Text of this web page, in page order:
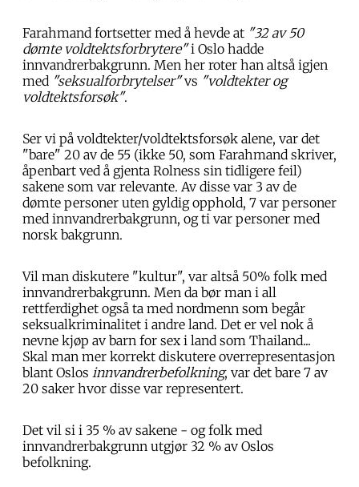
Farahmand fortsetter med å hevde at "32 av 50
dømte voldtektsforbrytere"i Oslo hadde
innvandrerbakgrunn. Men her roter han altså igjen
med "seksualforbrytelser"vs "voldtekter og
voldtektsforsøk".
Ser vi på voldtekter/voldtektsforsøk alene, var det
"bare" 20 av de 55 (ikke 50, som Farahmand skriver,
åpenbart ved å gjenta Rolness sin tidligere feil)
sakene som var relevante. Av disse var 3 av de
dømte personer uten gyldig opphold, 7 var personer
med innvandrerbakgrunn, og ti var personer med
norsk bakgrunn.
Vil man diskutere "kultur", var altså 50% folk med
innvandrerbakgrunn. Men da bør man i all
rettferdighet også ta med nordmenn som begår
seksualkriminalitet i andre land. Det er vel nok å
nevne kjøp av barn for sex i land som Thailand...
Skal man mer korrekt diskutere overrepresentasjon
blant Oslos innvandrerbefolkning, var det bare 7 av
20 saker hvor disse var representert.
Det vil si i 35 % av sakene - og folk med
innvandrerbakgrunn utgjør 32 % av Oslos
befolkning.